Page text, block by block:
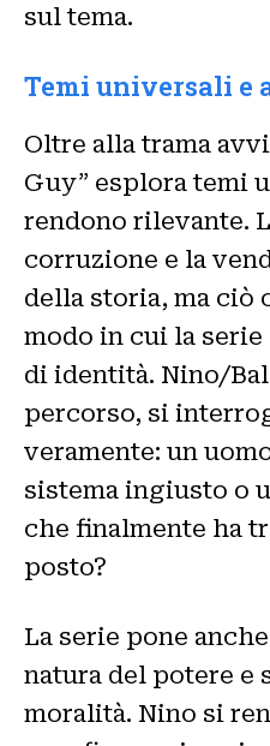
sul tema.
Temi universali e
Oltre alla trama
Guy” esplora temi
rendono rilevante.
corruzione e la
della storia, ma ciò
modo in cui la
di identità. Nino/
percorso, si
veramente: un
sistema ingiusto o
che finalmente ha
posto?
La serie pone
natura del potere e
moralità. Nino si